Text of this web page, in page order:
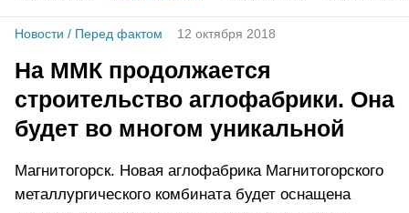
Новости / Перед фактом 12 октября 2018
На ММК продолжается
строительство аглофабрики. Она
будет во многом уникальной
Магнитогорск. Новая аглофабрика Магнитогорского
металлургического комбината будет оснащена